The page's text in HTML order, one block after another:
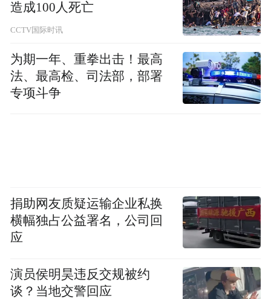
造成100人死亡
CCTV国际时讯
为期一年、重拳出击！最高
法、最高检、司法部，部署
专项斗争
捐助网友质疑运输企业私换
横幅独占公益署名，公司回
应
演员侯明昊违反交规被约
谈？当地交警回应